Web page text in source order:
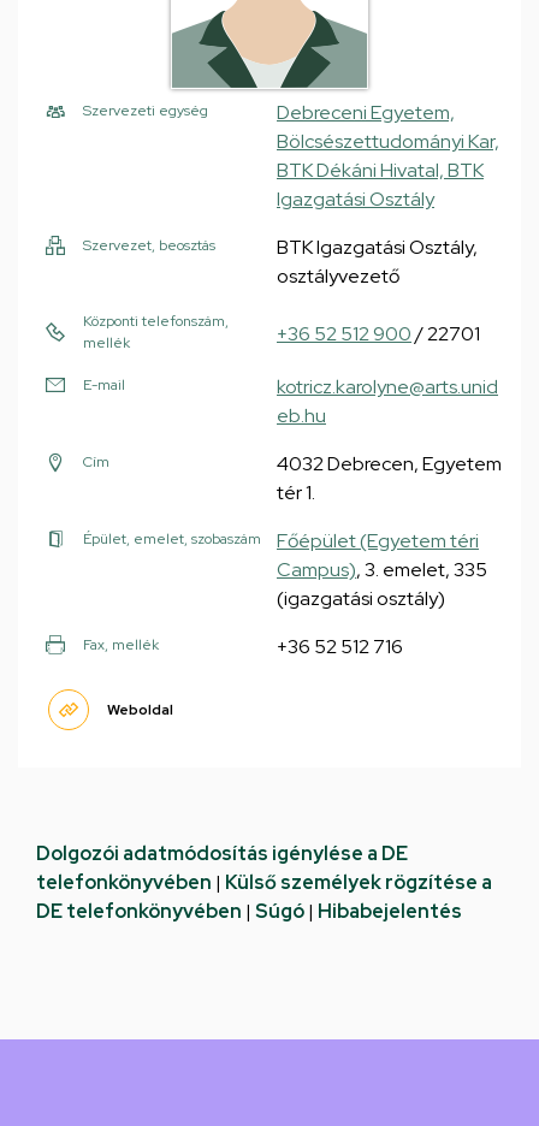
Szervezeti egység
Debreceni Egyetem,
Bölcsészettudományi Kar,
BTK Dékáni Hivatal, BTK
Igazgatási Osztály
Szervezet, beosztás
BTK Igazgatási Osztály,
osztályvezető
Központi telefonszám,
mellék
+36 52 512 900/ 22701
E-mail
kotricz.karolyne@arts.unid
eb.hu
Cím
4032 Debrecen, Egyetem
tér 1.
Épület, emelet, szobaszám
Főépület (Egyetem téri
Campus), 3. emelet, 335
(igazgatási osztály)
Fax, mellék +36 52 512 716
Weboldal
Dolgozói adatmódosítás igénylése a DE
telefonkönyvében | Külső személyek rögzítése a
DE telefonkönyvében | Súgó| Hibabejelentés